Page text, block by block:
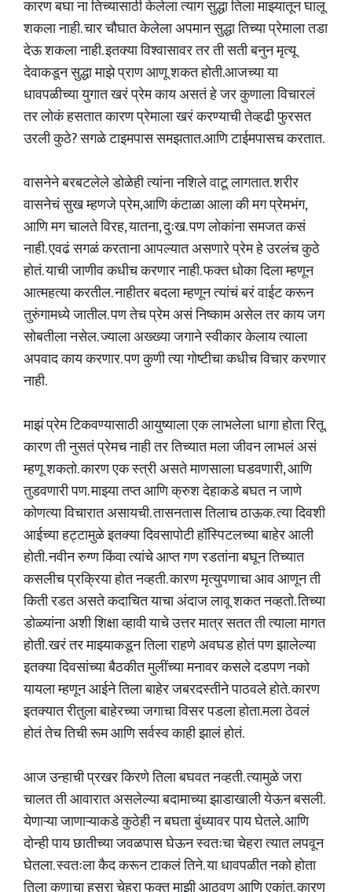
कारण बघा ना तिच्यासाठी केलेला त्याग सुद्धा तिला माझ्यातून घालू
शकला नाही. चार चौघात केलेला अपमान सुद्धा तिच्या प्रेमाला तडा
देऊ शकला नाही. इतक्या विश्वासावर तर ती सती बनुन मृत्यू
देवाकडून सुद्धा माझे प्राण आणू शकत होती.आजच्या या
धावपळीच्या युगात खरं प्रेम काय असतं हे जर कुणाला विचारलं
तर लोकं हसतात कारण प्रेमाला खरं करण्याची तेव्हढी फुरसत
उरली कुठे? सगळे टाइमपास समझतात.आणि टाईमपासच करतात.
वासनेने बरबटलेले डोळेही त्यांना नशिले वाटू लागतात. शरीर
वासनेचं सुख म्हणजे प्रेम,आणि कंटाळा आला की मग प्रेमभंग,
आणि मग चालते विरह, यातना, दुःख. पण लोकांना समजत कसं
नाही. एवढं सगळं करताना आपल्यात असणारे प्रेम हे उरलंच कुठे
होतं. याची जाणीव कधीच करणार नाही. फक्त धोका दिला म्हणून
आत्महत्या करतील. नाहीतर बदला म्हणून त्यांचं बरं वाईट करून
तुरुंगामध्ये जातील. पण तेच प्रेम असं निष्काम असेल तर काय जग
सोबतीला नसेल. ज्याला अख्ख्या जगाने स्वीकार केलाय त्याला
अपवाद काय करणार. पण कुणी त्या गोष्टीचा कधीच विचार करणार
नाही.
माझं प्रेम टिकवण्यासाठी आयुष्याला एक लाभलेला धागा होता रितू.
कारण ती नुसतं प्रेमच नाही तर तिच्यात मला जीवन लाभलं असं
म्हणू शकतो. कारण एक स्त्री असते माणसाला घडवणारी, आणि
तुडवणारी पण. माझ्या तप्त आणि क्रुश देहाकडे बघत न जाणे
कोणत्या विचारात असायची. तासनतास तिलाच ठाऊक. त्या दिवशी
आईच्या हट्टामुळे इतक्या दिवसापोटी हॉस्पिटलच्या बाहेर आली
होती. नवीन रुग्ण किंवा त्यांचे आप्त गण रडतांना बघून तिच्यात
कसलीच प्रक्रिया होत नव्हती. कारण मृत्युपणाचा आव आणून ती
किती रडत असते कदाचित याचा अंदाज लावू शकत नव्हतो. तिच्या
डोळ्यांना अशी शिक्षा व्हावी याचे उत्तर मात्र सतत ती त्याला मागत
होती. खरं तर माझ्याकडून तिला राहणे अवघड होतं पण झालेल्या
इतक्या दिवसांच्या बैठकीत मुलींच्या मनावर कसले दडपण नको
यायला म्हणून आईने तिला बाहेर जबरदस्तीने पाठवले होते. कारण
इतक्यात रीतुला बाहेरच्या जगाचा विसर पडला होता.मला ठेवलं
होतं तेच तिची रूम आणि सर्वस्व काही झालं होतं.
आज उन्हाची प्रखर किरणे तिला बघवत नव्हती. त्यामुळे जरा
चालत ती आवारात असलेल्या बदामाच्या झाडाखाली येऊन बसली.
येणाऱ्या जाणाऱ्याकडे कुठेही न बघता बुंध्यावर पाय घेतले. आणि
दोन्ही पाय छातीच्या जवळपास घेऊन स्वतःचा चेहरा त्यात लपवून
घेतला. स्वतःला कैद करून टाकलं तिने. या धावपळीत नको होता